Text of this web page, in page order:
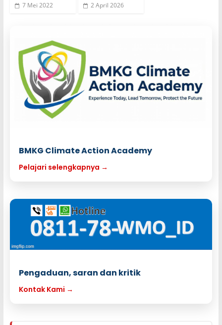
7 Mei 2022 2 April 2026
BMKG Climate Action Academy
Pelajari selengkapnya →
Pengaduan, saran dan kritik
Kontak Kami →